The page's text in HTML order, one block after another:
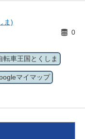
ま)
0
転車王国とくしま
マイマップ